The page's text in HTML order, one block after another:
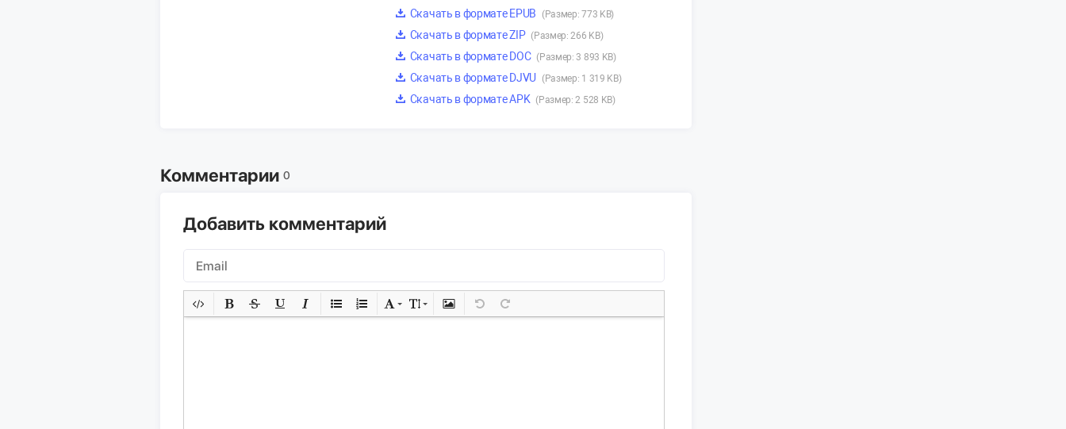
Скачать в формате EPUB (Размер: 773 KB)
Скачать в формате ZIP (Размер: 266 KB)
Скачать в формате DOC (Размер: 3 893 KB)
Скачать в формате DJVU (Размер: 1 319 KB)
Скачать в формате APK (Размер: 2 528 KB)
Комментарии 0
Добавить комментарий